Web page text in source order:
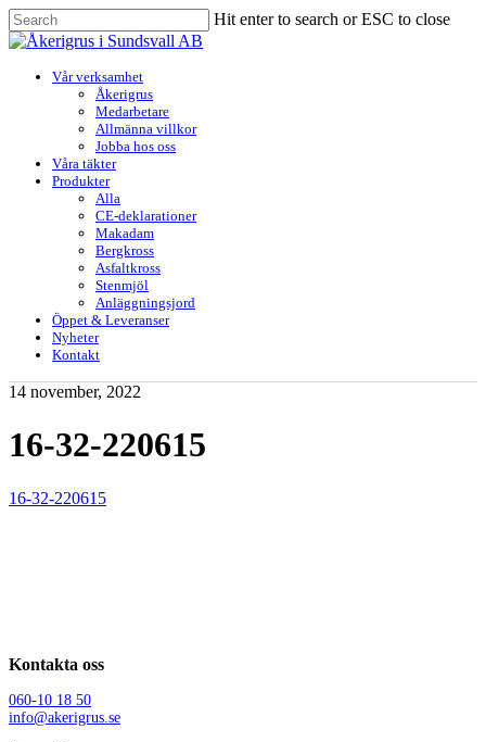
Skip
to
content
Hit enter to search or ESC to close
Close
Menu
Vår verksamhet
Åkerigrus
Medarbetare
Allmänna villkor
Jobba hos oss
Våra täkter
Produkter
Alla
CE-deklarationer
Makadam
Bergkross
Asfaltkross
Stenmjöl
Anläggningsjord
Öppet & Leveranser
Nyheter
Kontakt
14 november, 2022
16-32-220615
16-32-220615
Kontakta oss
060-10 18 50
info@akerigrus.se